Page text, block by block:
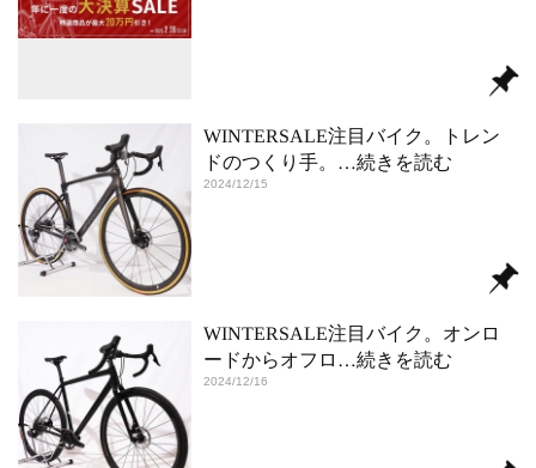
WINTERSALE注目バイク。トレン
ドのつくり手。 …続きを読む
2024/12/15
WINTERSALE注目バイク。オンロ
ードからオフロ …続きを読む
2024/12/16